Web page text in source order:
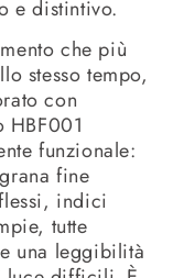
e distintivo.
che più
stesso tempo,
con
HBF001
funzionale:
fine
indici
tutte
una leggibilità